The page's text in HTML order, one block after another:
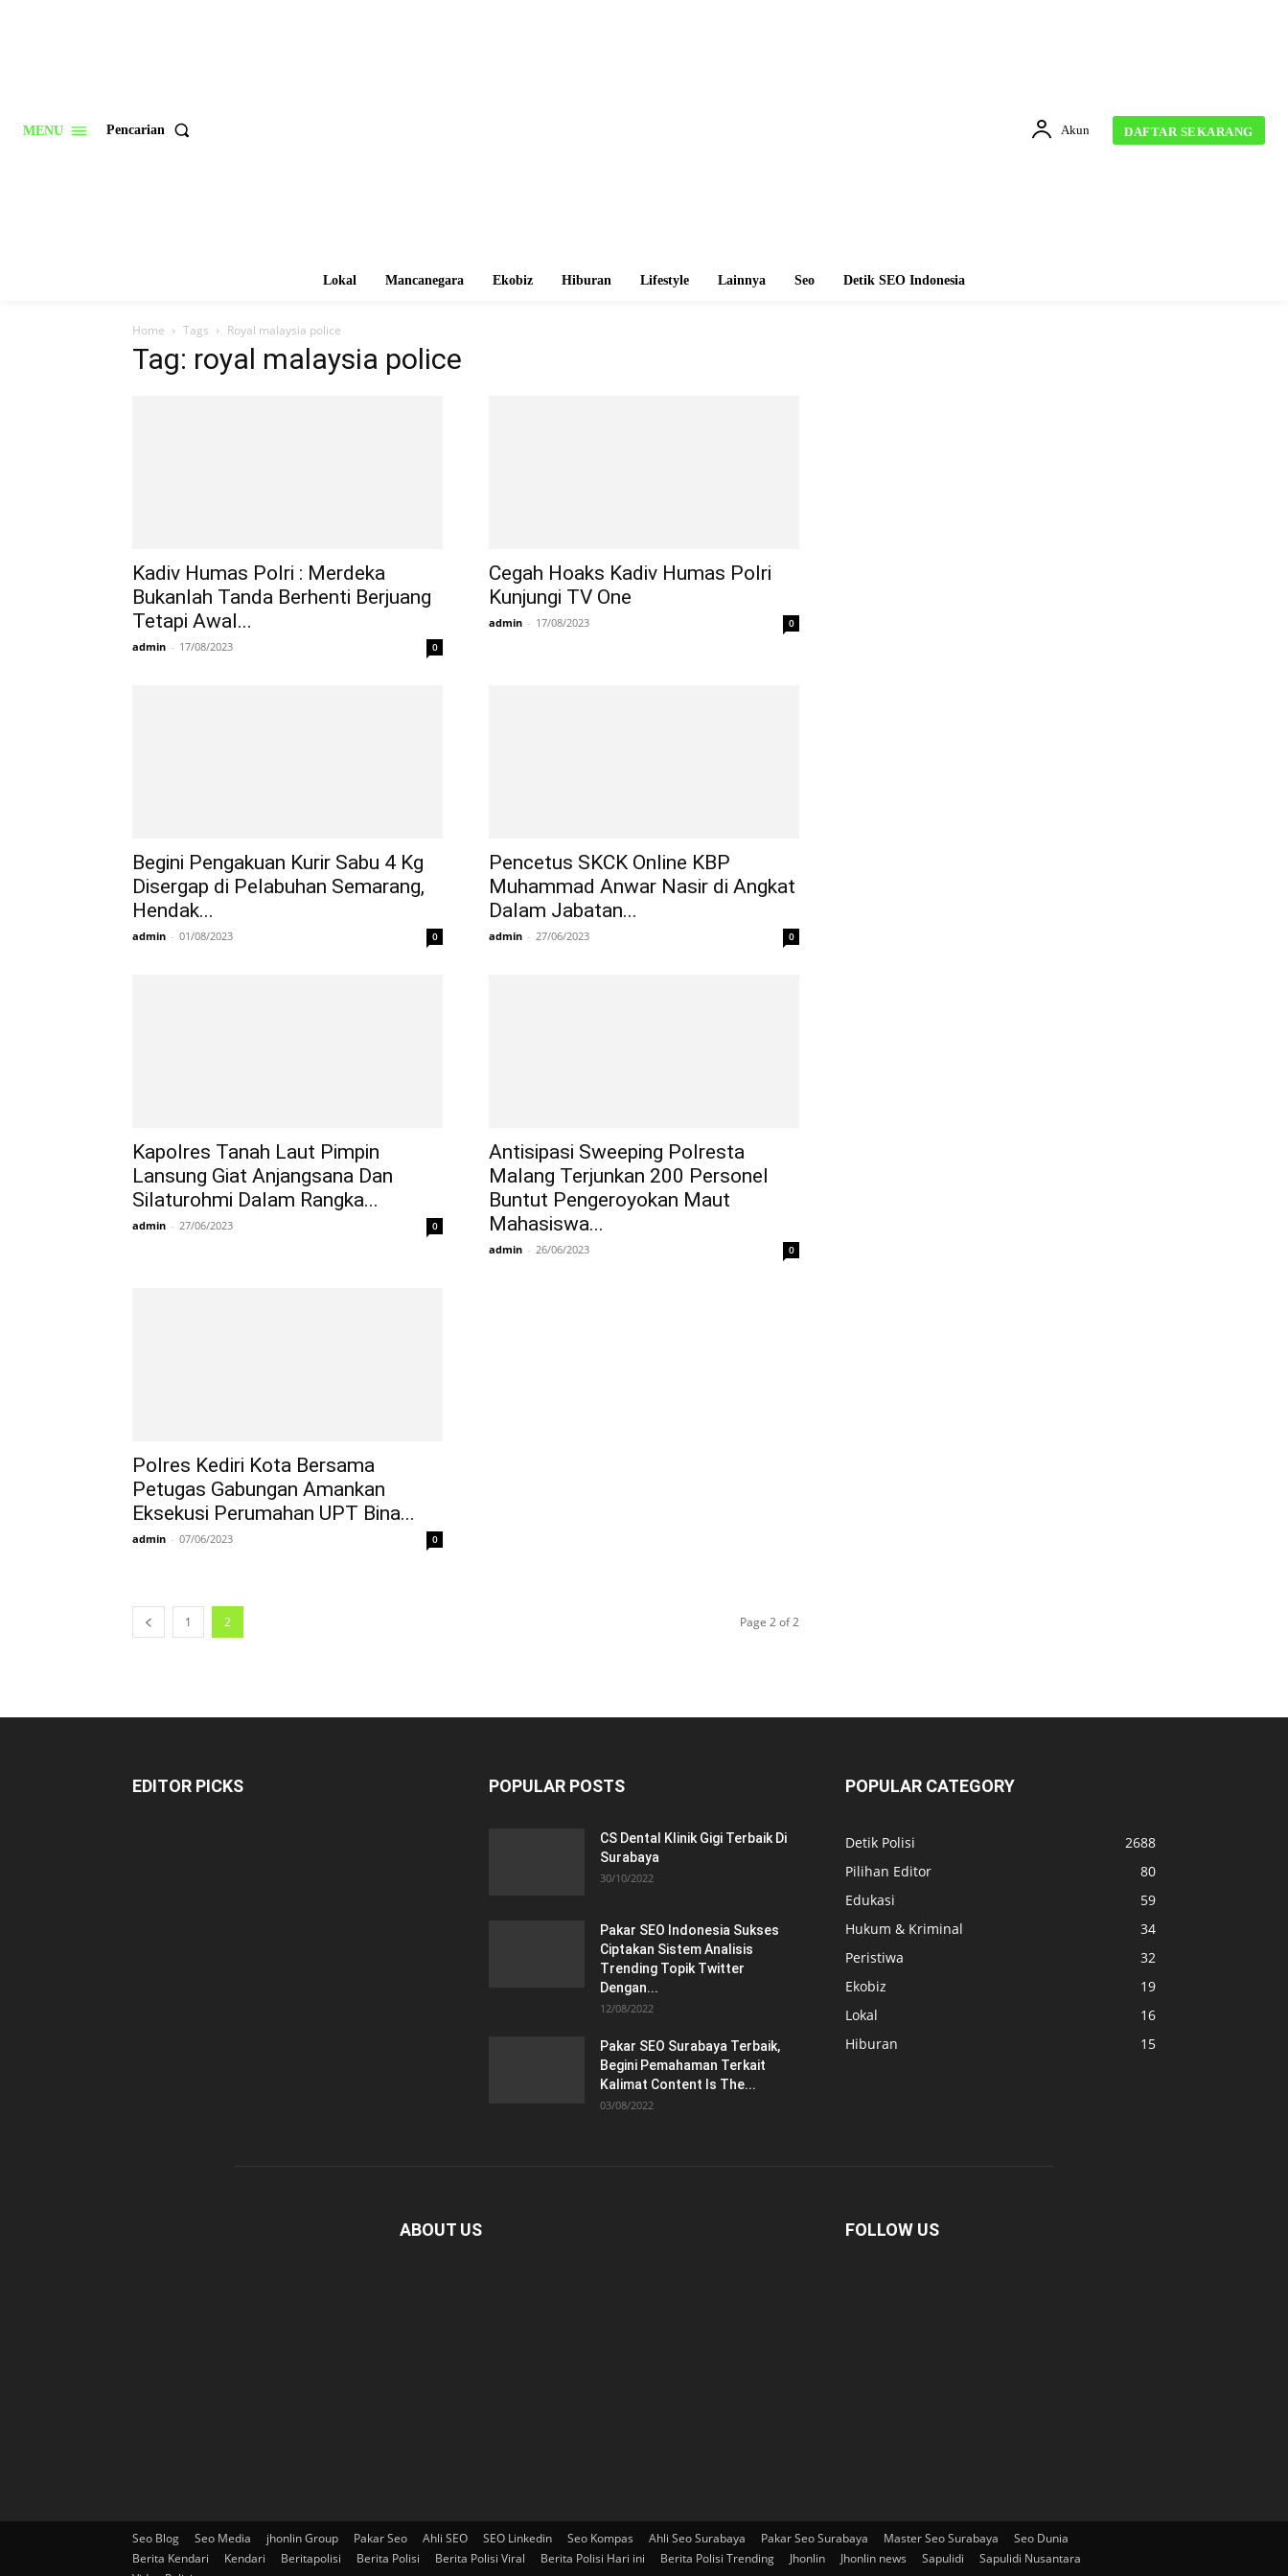
MENU Pencarian Akun DAFTAR SEKARANG
Lokal Mancanegara Ekobiz Hiburan Lifestyle Lainnya Seo Detik SEO Indonesia
Home Tags Royal malaysia police
Tag: royal malaysia police
Kadiv Humas Polri : Merdeka
Bukanlah Tanda Berhenti Berjuang
Tetapi Awal...
admin - 17/08/2023 0
Cegah Hoaks Kadiv Humas Polri
Kunjungi TV One
admin - 17/08/2023 0
Begini Pengakuan Kurir Sabu 4 Kg
Disergap di Pelabuhan Semarang,
Hendak...
admin - 01/08/2023 0
Pencetus SKCK Online KBP
Muhammad Anwar Nasir di Angkat
Dalam Jabatan...
admin - 27/06/2023 0
Kapolres Tanah Laut Pimpin
Lansung Giat Anjangsana Dan
Silaturohmi Dalam Rangka...
admin - 27/06/2023 0
Antisipasi Sweeping Polresta
Malang Terjunkan 200 Personel
Buntut Pengeroyokan Maut
Mahasiswa...
admin - 26/06/2023 0
Polres Kediri Kota Bersama
Petugas Gabungan Amankan
Eksekusi Perumahan UPT Bina...
admin - 07/06/2023 0
1 2 Page 2 of 2
EDITOR PICKS POPULAR POSTS
CS Dental Klinik Gigi Terbaik Di
Surabaya
30/10/2022
Pakar SEO Indonesia Sukses
Ciptakan Sistem Analisis
Trending Topik Twitter
Dengan...
12/08/2022
Pakar SEO Surabaya Terbaik,
Begini Pemahaman Terkait
Kalimat Content Is The...
03/08/2022
POPULAR CATEGORY
Detik Polisi
2688
Pilihan Editor
80
Edukasi
59
Hukum & Kriminal
34
Peristiwa
32
Ekobiz
19
Lokal
16
Hiburan
15
ABOUT US FOLLOW US
Seo Blog Seo Media jhonlin Group Pakar Seo Ahli SEO SEO Linkedin Seo Kompas Ahli Seo Surabaya Pakar Seo Surabaya Master Seo Surabaya
Seo Dunia
Berita Kendari
Kendari Beritapolisi Berita Polisi Berita Polisi Viral Berita Polisi Hari ini Berita Polisi Trending Jhonlin Jhonlin news Sapulidi
Sapulidi Nusantara